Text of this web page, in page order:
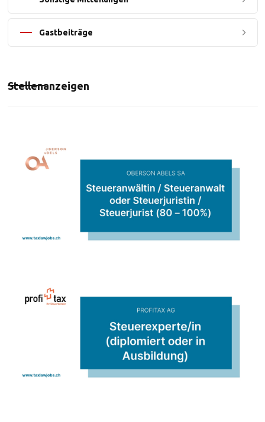
Gastbeiträge
Stellenanzeigen